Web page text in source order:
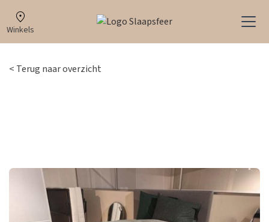
Winkels
< Terug naar overzicht